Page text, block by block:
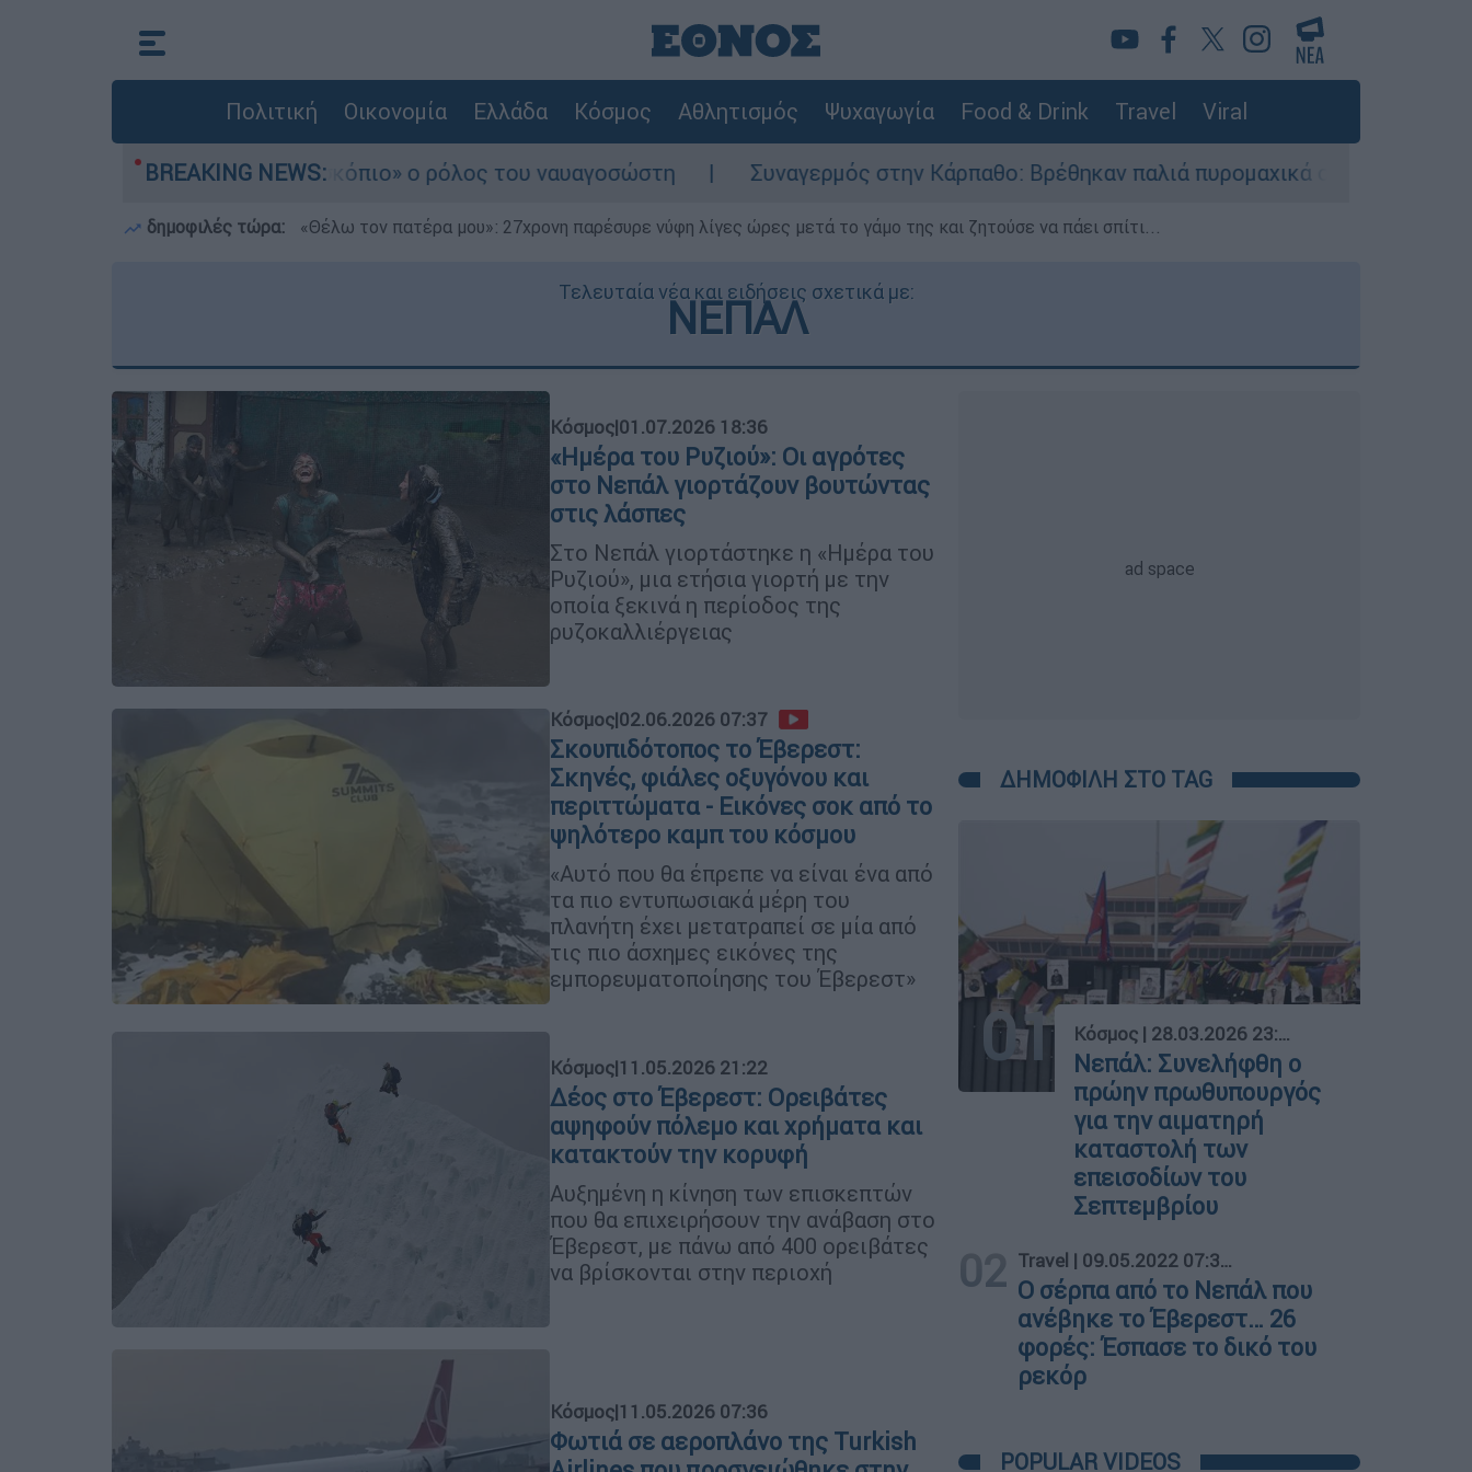
Πολιτική Οικονομία Ελλάδα Κόσμος Αθλητισμός Ψυχαγωγία Food & Drink Travel Viral
BREAKING NEWS:
- Στο «μικροσκόπιο» ο ρόλος του ναυαγοσώστη Συναγερμός στην Κάρπαθο: Βρέθηκαν παλιά πυρομαχικά στο Αρδάνι - Απαγορεύτηκε η
δημοφιλές τώρα: «Θέλω τον πατέρα μου»: 27χρονη παρέσυρε νύφη λίγες ώρες μετά το γάμο της και ζητούσε να πάει σπίτι...
Τελευταία νέα και ειδήσεις σχετικά με:
ΝΕΠΑΛ
Κόσμος|01.07.2026 18:36
«Ημέρα του Ρυζιού»: Οι αγρότες
στο Νεπάλ γιορτάζουν βουτώντας
στις λάσπες
Στο Νεπάλ γιορτάστηκε η «Ημέρα του
Ρυζιού», μια ετήσια γιορτή με την
οποία ξεκινά η περίοδος της
ρυζοκαλλιέργειας
Κόσμος|02.06.2026 07:37
Σκουπιδότοπος το Έβερεστ:
Σκηνές, φιάλες οξυγόνου και
περιττώματα - Εικόνες σοκ από το
ψηλότερο καμπ του κόσμου
«Αυτό που θα έπρεπε να είναι ένα από
τα πιο εντυπωσιακά μέρη του
πλανήτη έχει μετατραπεί σε μία από
τις πιο άσχημες εικόνες της
εμπορευματοποίησης του Έβερεστ»
Κόσμος|11.05.2026 21:22
Δέος στο Έβερεστ: Ορειβάτες
αψηφούν πόλεμο και χρήματα και
κατακτούν την κορυφή
Αυξημένη η κίνηση των επισκεπτών
που θα επιχειρήσουν την ανάβαση στο
Έβερεστ, με πάνω από 400 ορειβάτες
να βρίσκονται στην περιοχή
Κόσμος|11.05.2026 07:36
Φωτιά σε αεροπλάνο της Turkish
ΔΗΜΟΦΙΛΗ ΣΤΟ TAG
01 Κόσμος | 28.03.2026 23:18
Νεπάλ: Συνελήφθη ο
πρώην πρωθυπουργός
για την αιματηρή
καταστολή των
επεισοδίων του
Σεπτεμβρίου
02 Travel | 09.05.2022 07:35
Ο σέρπα από το Νεπάλ που
ανέβηκε το Έβερεστ… 26
φορές: Έσπασε το δικό του
ρεκόρ
POPULAR VIDEOS